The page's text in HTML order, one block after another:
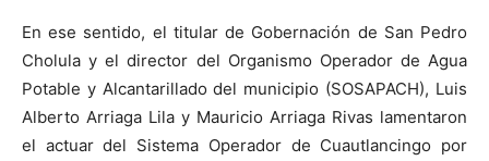
En ese sentido, el titular de Gobernación de San Pedro
Cholula y el director del Organismo Operador de Agua
Potable y Alcantarillado del municipio (SOSAPACH), Luis
Alberto Arriaga Lila y Mauricio Arriaga Rivas lamentaron
el actuar del Sistema Operador de Cuautlancingo por